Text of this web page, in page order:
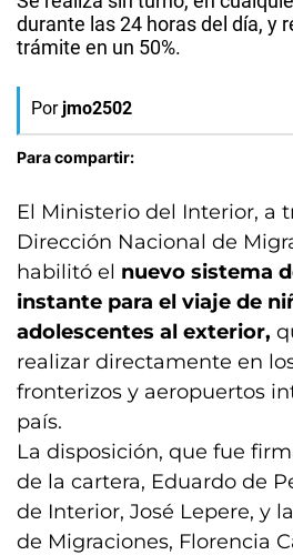
durante las 24 horas del día, y
trámite en un 50%.
Por jmo2502
Para compartir:
El Ministerio del Interior, a
Dirección Nacional de
habilitó el nuevo sistema
instante para el viaje de
adolescentes al exterior,
realizar directamente en
fronterizos y aeropuertos
país.
La disposición, que fue
de la cartera, Eduardo de
de Interior, José Lepere, y
de Migraciones, Florencia